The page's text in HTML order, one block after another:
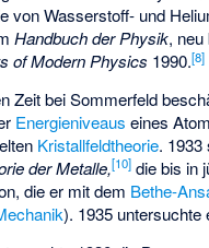
von Wasserstoff- und
Handbuch der Physik, neu
of Modern Physics 1990.[8]
Zeit bei Sommerfeld
Energieniveaus eines
Kristallfeldtheorie. 1933
der Metalle,[10] die bis in
die er mit dem Bethe-
). 1935 untersuchte